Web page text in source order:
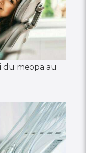
du meopa au